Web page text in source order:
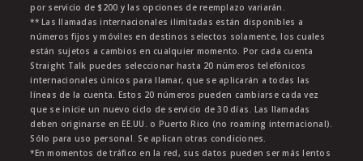
por servicio de $200 y las opciones de reemplazo variarán.
** Las llamadas internacionales ilimitadas están disponibles a
números fijos y móviles en destinos selectos solamente, los cuales
están sujetos a cambios en cualquier momento. Por cada cuenta
Straight Talk puedes seleccionar hasta 20 números telefónicos
internacionales únicos para llamar, que se aplicarán a todas las
líneas de la cuenta. Estos 20 números pueden cambiarse cada vez
que se inicie un nuevo ciclo de servicio de 30 días. Las llamadas
deben originarse en EE.UU. o Puerto Rico (no roaming internacional).
Sólo para uso personal. Se aplican otras condiciones.
*En momentos de tráfico en la red, sus datos pueden ser más lentos